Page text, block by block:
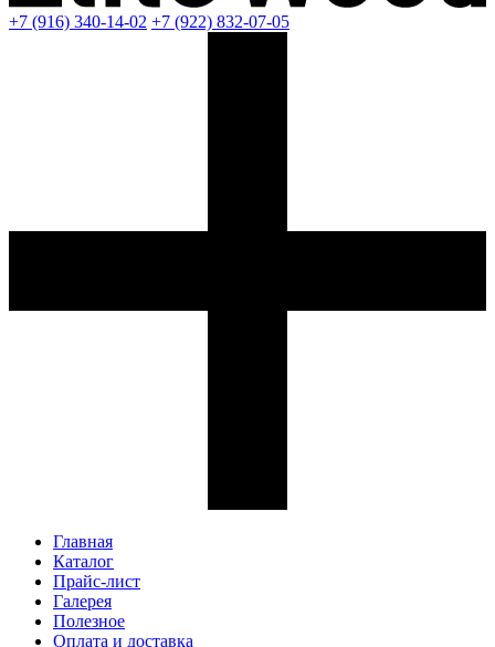
+7 (916) 340-14-02 +7 (922) 832-07-05
Главная
Каталог
Прайс-лист
Галерея
Полезное
Оплата и доставка